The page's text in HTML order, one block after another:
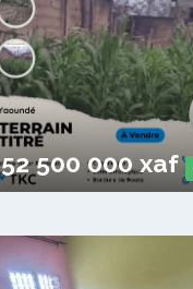
52 500 000 xaf